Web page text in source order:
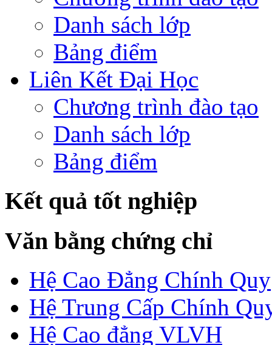
Danh sách lớp
Bảng điểm
Liên Kết Đại Học
Chương trình đào tạo
Danh sách lớp
Bảng điểm
Kết quả tốt nghiệp
Văn bằng chứng chỉ
Hệ Cao Đẳng Chính Quy
Hệ Trung Cấp Chính
Hệ Cao đẳng VLVH